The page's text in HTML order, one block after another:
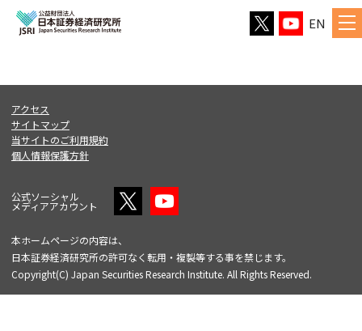
EN
アクセス
サイトマップ
当サイトのご利用規約
個人情報保護方針
公式ソーシャル
メディアアカウント
本ホームページの内容は、
日本証券経済研究所の許可なく転用・複製等する事を禁じます。
Copyright(C) Japan Securities Research Institute. All Rights Reserved.